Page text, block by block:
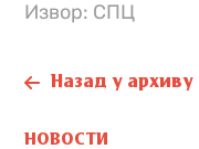
Извор: СПЦ
Назад у архиву
НОВОСТИ